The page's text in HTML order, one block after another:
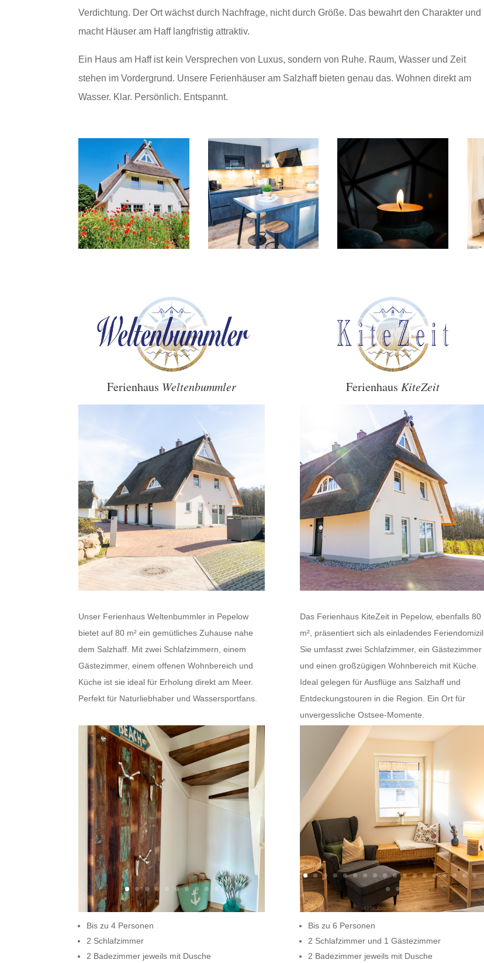
Verdichtung. Der Ort wächst durch Nachfrage, nicht durch Größe. Das bewahrt den Charakter und
macht Häuser am Haff langfristig attraktiv.
Ein Haus am Haff ist kein Versprechen von Luxus, sondern von Ruhe. Raum, Wasser und Zeit
stehen im Vordergrund. Unsere Ferienhäuser am Salzhaff bieten genau das. Wohnen direkt am
Wasser. Klar. Persönlich. Entspannt.
Ferienhaus Weltenbummler
Unser Ferienhaus Weltenbummler in Pepelow
bietet auf 80 m² ein gemütliches Zuhause nahe
dem Salzhaff. Mit zwei Schlafzimmern, einem
Gästezimmer, einem offenen Wohnbereich und
Küche ist sie ideal für Erholung direkt am Meer.
Perfekt für Naturliebhaber und Wassersportfans.
Bis zu 4 Personen
2 Schlafzimmer
2 Badezimmer jeweils mit Dusche
Ferienhaus KiteZeit
Das Ferienhaus KiteZeit in Pepelow, ebenfalls 80
m², präsentiert sich als einladendes Feriendomizil.
Sie umfasst zwei Schlafzimmer, ein Gästezimmer
und einen großzügigen Wohnbereich mit Küche.
Ideal gelegen für Ausflüge ans Salzhaff und
Entdeckungstouren in die Region. Ein Ort für
unvergessliche Ostsee-Momente.
Bis zu 6 Personen
2 Schlafzimmer und 1 Gästezimmer
2 Badezimmer jeweils mit Dusche